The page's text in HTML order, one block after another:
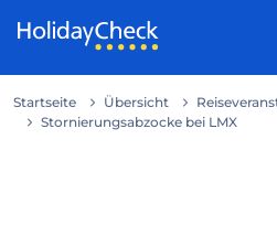
Startseite Übersicht
Stornierungsabzocke bei LMX